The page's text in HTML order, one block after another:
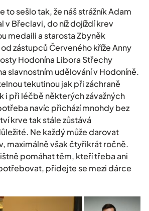
to sešlo tak, že náš strážník Adam
v Břeclavi, do níž dojíždí krev
medaili a starosta Zbyněk
zástupců Červeného kříže Anny
Hodonína Libora Střechy
slavnostním udělování v Hodoníně.
tekutinou jak při záchraně
i při léčbě některých závažných
navíc přichází mnohdy bez
krve tak stále zůstává
Ne každý může darovat
maximálně však čtyřikrát ročně.
pomáhat těm, kteří třeba ani
přidejte se mezi dárce